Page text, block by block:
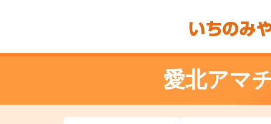
愛北アマ